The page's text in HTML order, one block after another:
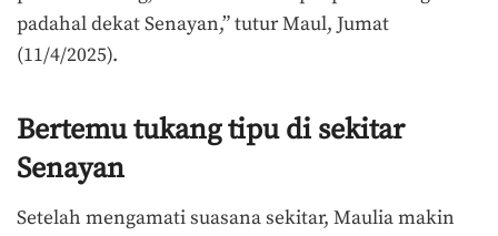
padahal dekat Senayan,” tutur Maul, Jumat
(11/4/2025).
Bertemu tukang tipu di sekitar
Senayan
Setelah mengamati suasana sekitar, Maulia makin